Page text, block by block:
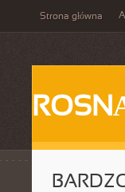
Strona główna